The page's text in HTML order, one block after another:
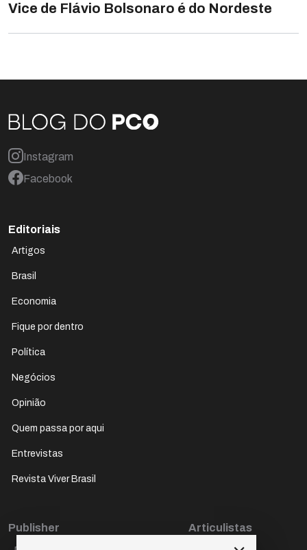
Vice de Flávio Bolsonaro é do Nordeste
Instagram
Facebook
Editoriais
Artigos
Brasil
Economia
Fique por dentro
Política
Negócios
Opinião
Quem passa por aqui
Entrevistas
Revista Viver Brasil
Publisher
Articulistas